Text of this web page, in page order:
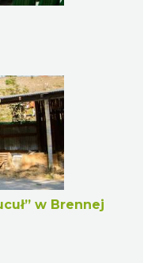
w Brennej